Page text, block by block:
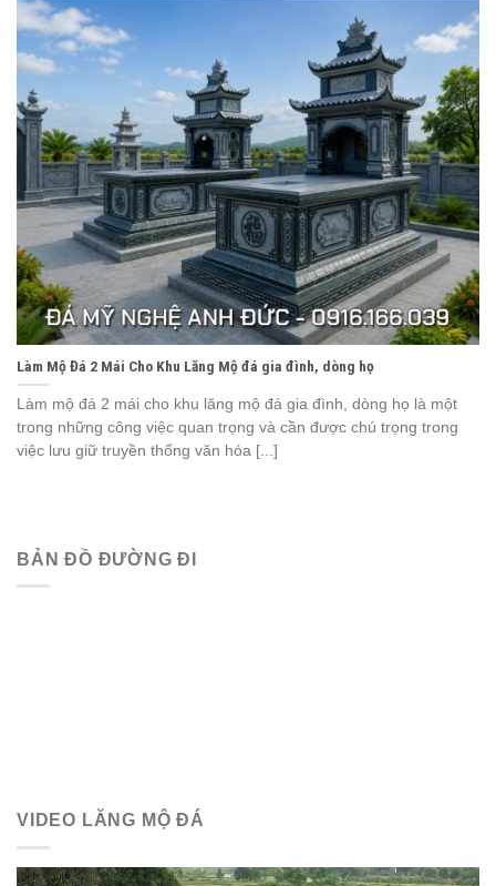
Làm Mộ Đá 2 Mái Cho Khu Lăng Mộ đá gia đình, dòng họ
Làm mộ đá 2 mái cho khu lăng mộ đá gia đình, dòng họ là một
trong những công việc quan trọng và cần được chú trọng trong
việc lưu giữ truyền thống văn hóa [...]
BẢN ĐỒ ĐƯỜNG ĐI
VIDEO LĂNG MỘ ĐÁ